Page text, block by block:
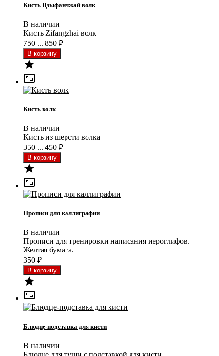
Кисть Цзыфанчжай волк
В наличии
Кисть Zifangzhai волк
750 ... 850 ₽


Кисть волк
В наличии
Кисть из шерсти волка
350 ... 450 ₽


Прописи для каллиграфии
В наличии
Прописи для тренировки написания иероглифов.
Желтая бумага.
350 ₽


Блюдце-подставка для кисти
В наличии
Блюдце для туши с подставкой для кисти